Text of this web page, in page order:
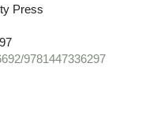
Press
9781447336297